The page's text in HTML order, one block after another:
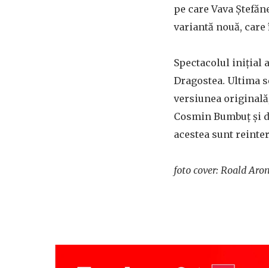
pe care Vava
variantă nouă,
Spectacolul inițial
Dragostea. Ultima
versiunea
Cosmin Bumbuț și
acestea sunt
foto cover: Roald Aron